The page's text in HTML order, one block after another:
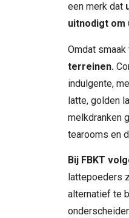
een merk dat
uitnodigt om
Omdat
terreinen.
indulgente,
latte, golden
melkdranken
tearooms en
Bij FBKT
lattepoeders
alternatief te